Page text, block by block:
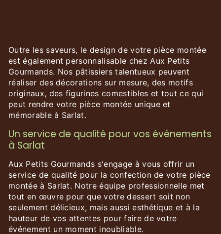
Outre les saveurs, le design de votre pièce montée
est également personnalisable chez Aux Petits
Gourmands. Nos pâtissiers talentueux peuvent
réaliser des décorations sur mesure, des motifs
originaux, des figurines comestibles et tout ce qui
peut rendre votre pièce montée unique et
mémorable à Sarlat.
Un service de qualité pour vos événements
à Sarlat
Aux Petits Gourmands s'engage à vous offrir un
service de qualité pour la confection de votre pièce
montée à Sarlat. Notre équipe professionnelle met
tout en œuvre pour que votre dessert soit non
seulement délicieux, mais aussi esthétique et à la
hauteur de vos attentes pour faire de votre
événement un moment inoubliable.